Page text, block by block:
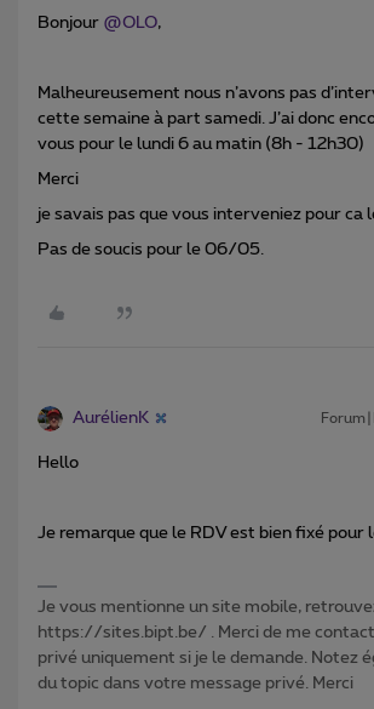
Bonjour @OLO,
Malheureusement nous n’avons pas
cette semaine à part samedi. J’ai donc
vous pour le lundi 6 au matin (8h - 12h30)
Merci
je savais pas que vous interveniez pour ca
Pas de soucis pour le 06/05.
AurélienK
Hello
Je remarque que le RDV est bien fixé
Je vous mentionne un site mobile,
https://sites.bipt.be/ . Merci de me
privé uniquement si je le demande. Notez
du topic dans votre message privé. Merci